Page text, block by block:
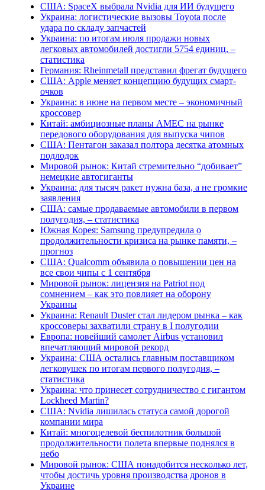
США: SpaceX выбрала Nvidia для ИИ будущего
Украина: логистические вызовы Toyota после
удара по складу запчастей
Украина: по итогам июля продажи новых
легковых автомобилей достигли 5754 единиц, –
статистика
Германия: Rheinmetall представил фрегат будущего
США: Apple меняет концепцию будущих смарт-
очков
Украина: в июне на первом месте – экономичный
кроссовер
Китай: амбициозные планы AMEC на рынке
передового оборудования для выпуска чипов
США: Пентагон заказал полтора десятка атомных
подлодок
Мировой рынок: Китай стремительно “добивает”
немецкие автогиганты
Украина: для тысяч ракет нужна база, а не громкие
заявления
США: самые продаваемые автомобили в первом
полугодия, – статистика
Южная Корея: Samsung предупредила о
продолжительности кризиса на рынке памяти, –
прогноз
США: Qualcomm объявила о повышении цен на
все свои чипы с 1 сентября
Мировой рынок: лицензия на Patriot под
сомнением – как это повлияет на оборону
Украины
Украина: Renault Duster стал лидером рынка – как
кроссоверы захватили страну в I полугодии
Европа: новейший самолет Airbus установил
впечатляющий мировой рекорд
Украина: США остались главным поставщиком
легковушек по итогам первого полугодия, –
статистика
Украина: что принесет сотрудничество с гигантом
Lockheed Martin?
США: Nvidia лишилась статуса самой дорогой
компании мира
Китай: многоцелевой беспилотник большой
продолжительности полета впервые поднялся в
небо
Мировой рынок: США понадобится несколько лет,
чтобы достичь уровня производства дронов в
Украине